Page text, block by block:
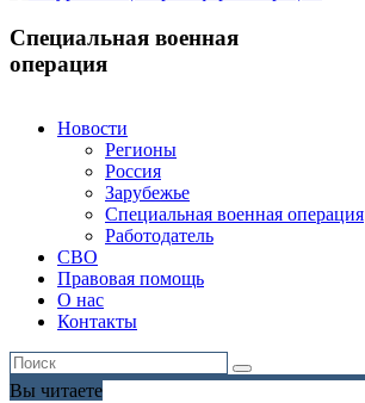
Специальная военная
операция
Новости
Регионы
Россия
Зарубежье
Специальная военная операция
Работодатель
СВО
Правовая помощь
О нас
Контакты
Вы читаете